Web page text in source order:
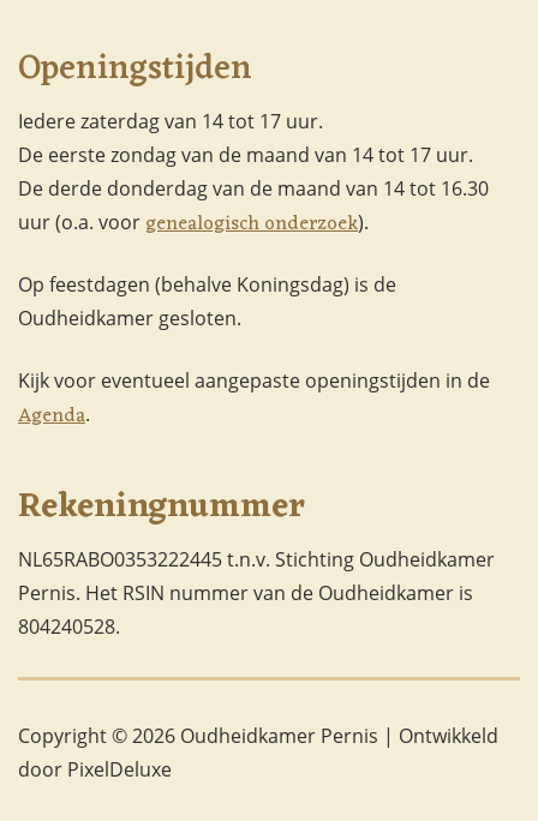
Openingstijden
Iedere zaterdag van 14 tot 17 uur.
De eerste zondag van de maand van 14 tot 17 uur.
De derde donderdag van de maand van 14 tot 16.30
uur (o.a. voor genealogisch onderzoek).
Op feestdagen (behalve Koningsdag) is de
Oudheidkamer gesloten.
Kijk voor eventueel aangepaste openingstijden in de
Agenda.
Rekeningnummer
NL65RABO0353222445 t.n.v. Stichting Oudheidkamer
Pernis. Het RSIN nummer van de Oudheidkamer is
804240528.
Copyright © 2026 Oudheidkamer Pernis | Ontwikkeld
door PixelDeluxe